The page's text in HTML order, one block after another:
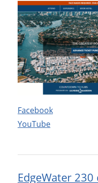
Facebook
YouTube
EdgeWater